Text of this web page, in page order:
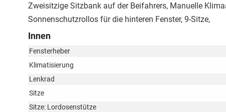
Zweisitzige Sitzbank auf der Beifahrers, Manuelle
Sonnenschutzrollos für die hinteren Fenster, 9-Sitze,
Innen
Fensterheber
Klimatisierung
Lenkrad
Sitze
Sitze: Lordosenstütze